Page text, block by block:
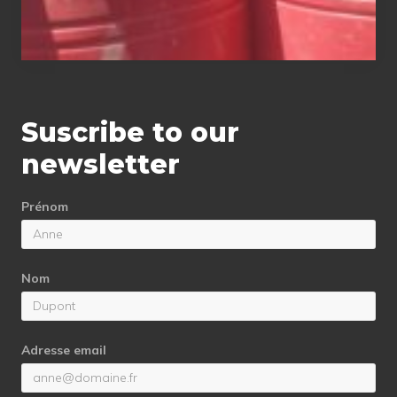
Suscribe to our
newsletter
Prénom
Nom
Adresse email